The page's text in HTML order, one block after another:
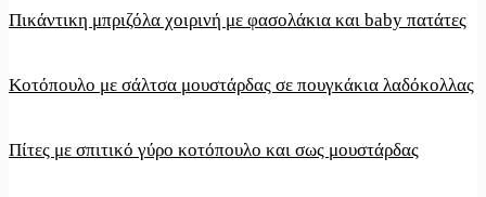
Πικάντικη μπριζόλα χοιρινή με φασολάκια και baby πατάτες
Κοτόπουλο με σάλτσα μουστάρδας σε πουγκάκια λαδόκολλας
Πίτες με σπιτικό γύρο κοτόπουλο και σως μουστάρδας